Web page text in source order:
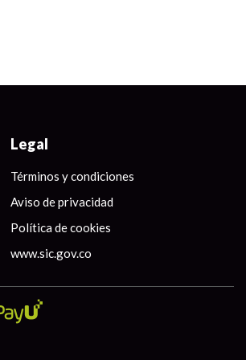
Legal
Términos y condiciones
Aviso de privacidad
Política de cookies
www.sic.gov.co